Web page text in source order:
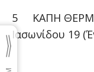
5 ΚΑΠΗ
Ιασωνίδου 19